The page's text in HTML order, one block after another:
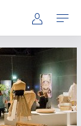
Mijn NS
Openen